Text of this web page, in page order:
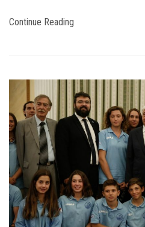
Continue Reading